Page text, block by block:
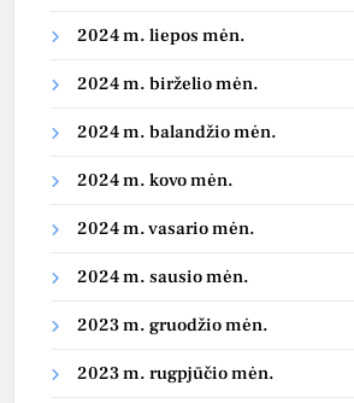
2024 m. liepos mėn.
2024 m. birželio mėn.
2024 m. balandžio mėn.
2024 m. kovo mėn.
2024 m. vasario mėn.
2024 m. sausio mėn.
2023 m. gruodžio mėn.
2023 m. rugpjūčio mėn.